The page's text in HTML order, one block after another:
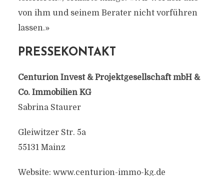
von ihm und seinem Berater nicht vorführen
lassen.»
PRESSEKONTAKT
Centurion Invest & Projektgesellschaft mbH &
Co. Immobilien KG
Sabrina Staurer
Gleiwitzer Str. 5a
55131 Mainz
Website: www.centurion-immo-kg.de